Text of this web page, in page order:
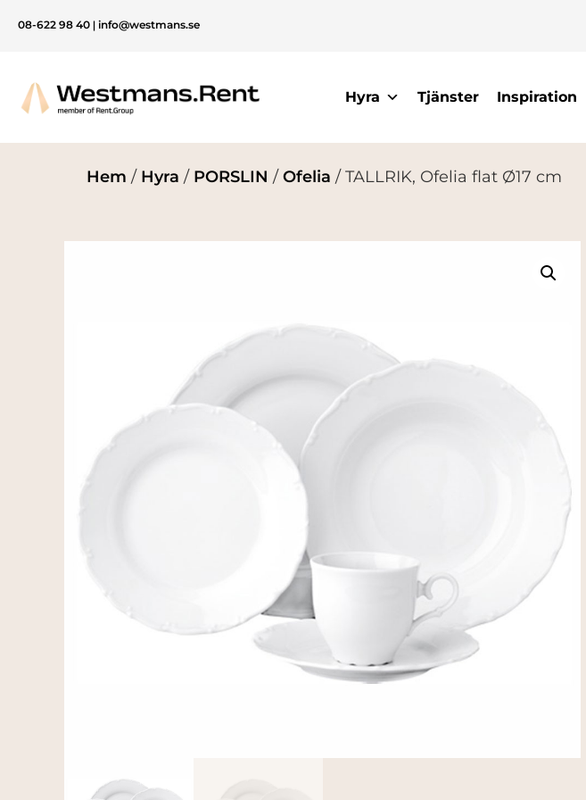
08-622 98 40 | info@westmans.se
Hyra Tjänster Inspiration
Hem / Hyra / PORSLIN /Ofelia / TALLRIK, Ofelia flat Ø17 cm